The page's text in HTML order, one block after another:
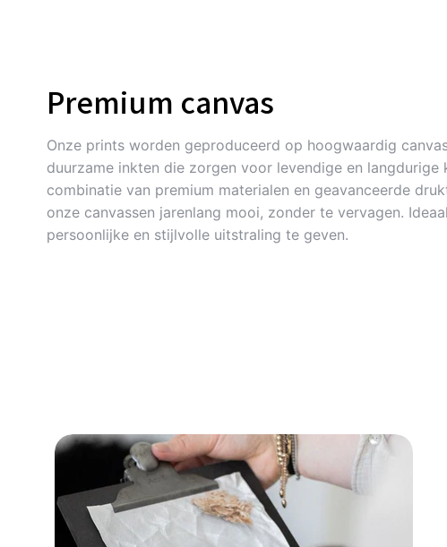
Premium canvas
Onze prints worden geproduceerd op hoogwaardig
duurzame inkten die zorgen voor levendige en langdurige
combinatie van premium materialen en geavanceerde
onze canvassen jarenlang mooi, zonder te vervagen.
persoonlijke en stijlvolle uitstraling te geven.